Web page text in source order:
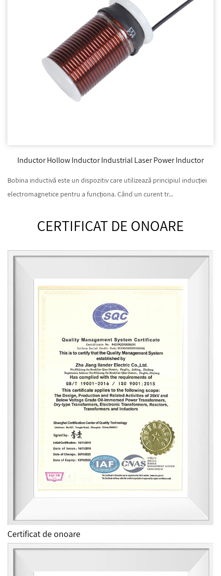
Inductor Hollow Inductor Industrial Laser Power Inductor
Bobina inductivă este un dispozitiv care utilizează principiul inducției
electromagnetice pentru a funcționa. Când un curent tr...
CERTIFICAT DE ONOARE
Certificat de onoare